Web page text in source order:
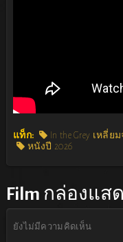
แท็ก:
In the Grey เหลี่
หนังปี 2026
Film กล่องแส
ยังไม่มีความคิดเห็น